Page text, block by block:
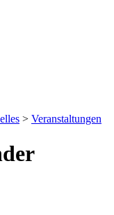
> Veranstaltungen